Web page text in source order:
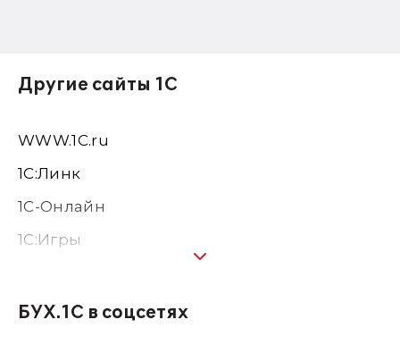
Другие сайты 1С
WWW.1С.ru
1С:Линк
1С-Онлайн
1C:Игры
1С:Консалтинг
БУХ.1С в соцсетях